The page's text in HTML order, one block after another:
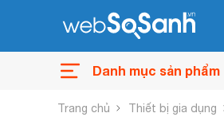
Danh mục sản phẩm
Trang chủ Thiết bị gia dụng